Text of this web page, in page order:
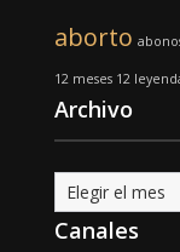
aborto
12 meses 12
Archivo
Archivo
Canales